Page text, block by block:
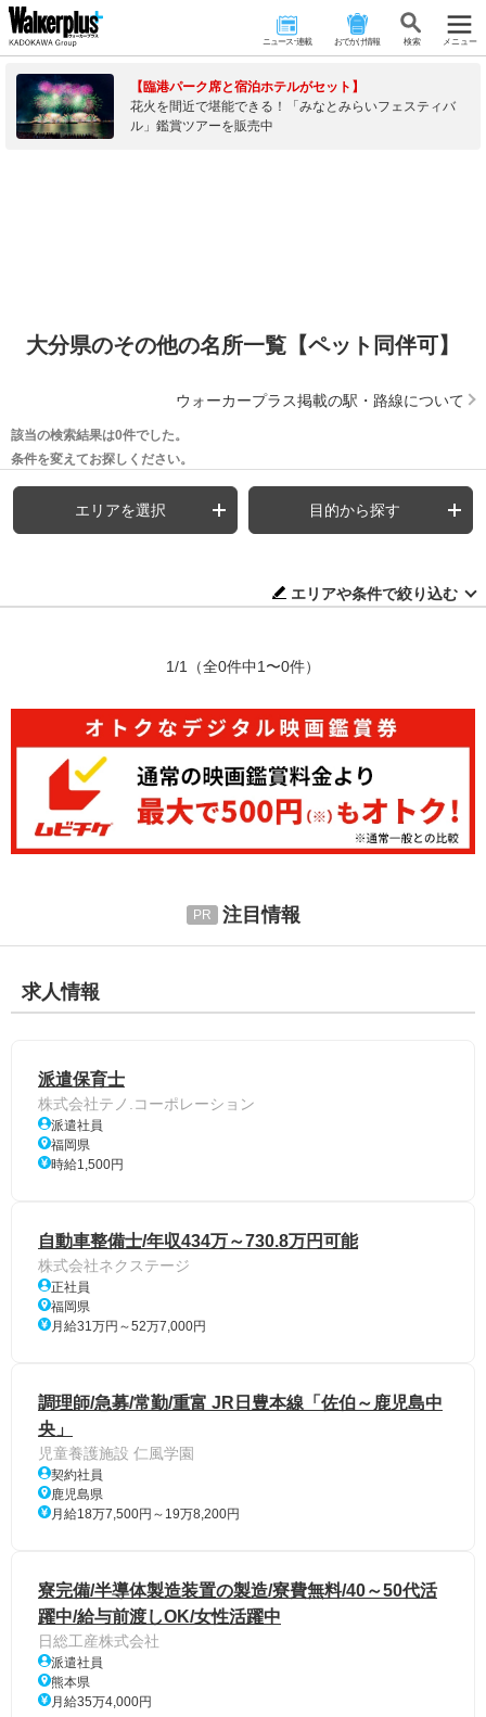
ニュース･連載 おでかけ情報 検 索 メニュー
【臨港パーク席と宿泊ホテルがセット】
花火を間近で堪能できる！「みなとみらいフェスティバ
ル」鑑賞ツアーを販売中
大分県のその他の名所一覧【ペット同伴可】
ウォーカープラス掲載の駅・路線について
該当の検索結果は0件でした。
条件を変えてお探しください。
エリアを選択 目的から探す
エリアや条件で絞り込む
1/1 （全0件中1〜0件）
注目情報
求人情報
派遣保育士
株式会社テノ.コーポレーション
派遣社員
福岡県
時給1,500円
自動車整備士/年収434万～730.8万円可能
株式会社ネクステージ
正社員
福岡県
月給31万円～52万7,000円
調理師/急募/常勤/重富 JR日豊本線「佐伯～鹿児島中
央」
児童養護施設 仁風学園
契約社員
鹿児島県
月給18万7,500円～19万8,200円
寮完備/半導体製造装置の製造/寮費無料/40～50代活
躍中/給与前渡しOK/女性活躍中
日総工産株式会社
派遣社員
熊本県
月給35万4,000円